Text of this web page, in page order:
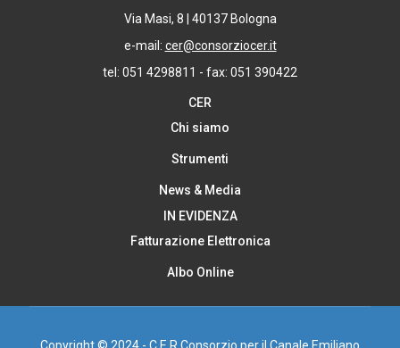
Via Masi, 8 | 40137 Bologna
e-mail: cer@consorziocer.it
tel: 051 4298811 - fax: 051 390422
CER
Chi siamo
Strumenti
News & Media
IN EVIDENZA
Fatturazione Elettronica
Albo Online
Copyright © 2024 - C E R Consorzio per il Canale Emiliano